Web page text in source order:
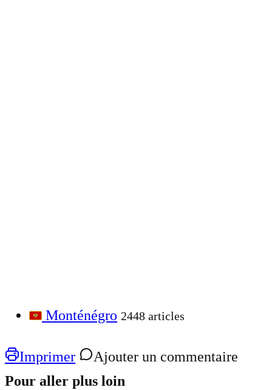
Monténégro 2448 articles
Imprimer
Ajouter un commentaire
Pour aller plus loin